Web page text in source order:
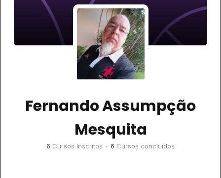
Fernando Assumpção
Mesquita
6 Cursos Inscritos • 6 Cursos concluídos